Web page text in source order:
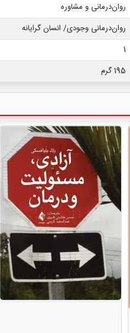
روان‌درمانی و مشاوره
روان‌‌درمانی وجودی/ انسان گرایانه
1
195 گرم